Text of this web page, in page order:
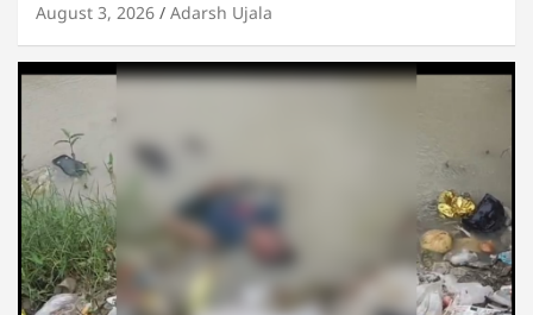
August 3, 2026 Adarsh Ujala